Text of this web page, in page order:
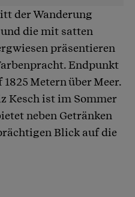
der Wanderung
die mit satten
präsentieren
Endpunkt
Metern über Meer.
Kesch ist im Sommer
neben Getränken
Blick auf die